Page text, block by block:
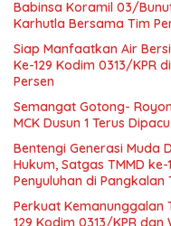
Babinsa Koramil 03/
Karhutla Bersama Tim
Siap Manfaatkan Air
Ke-129 Kodim 0313/KPR
Persen
Semangat Gotong-
MCK Dusun 1 Terus Dipacu
Bentengi Generasi Muda
Hukum, Satgas TMMD
Penyuluhan di Pangkalan
Perkuat Kemanunggalan
129 Kodim 0313/KPR